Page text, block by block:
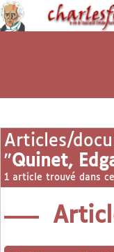
Articles/
"Quinet,
1 article trouvé dans